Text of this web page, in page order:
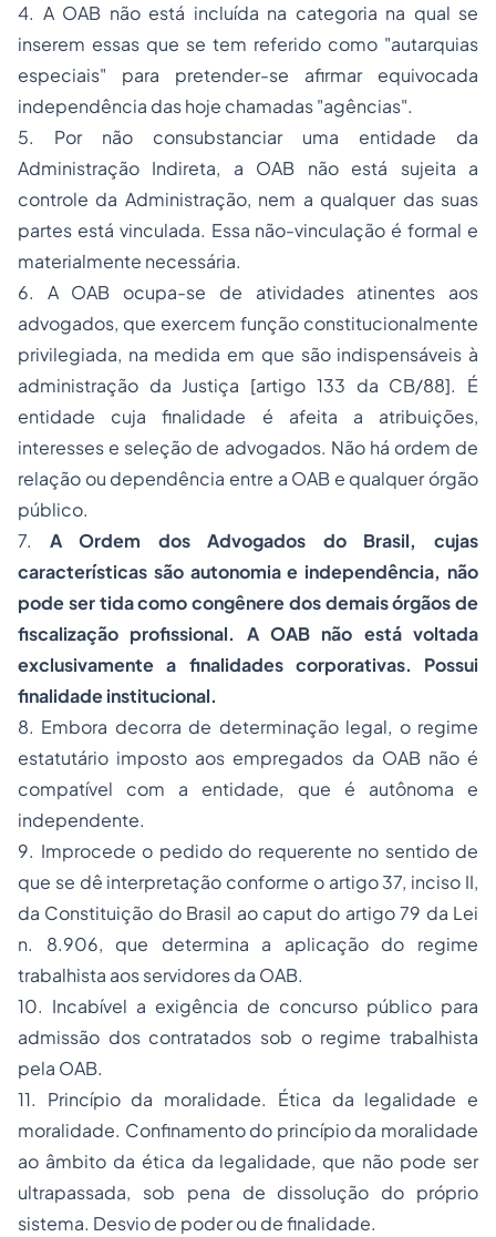
4. A OAB não está incluída na categoria na qual se
inserem essas que se tem referido como "autarquias
especiais" para pretender-se afirmar equivocada
independência das hoje chamadas "agências".
5. Por não consubstanciar uma entidade da
Administração Indireta, a OAB não está sujeita a
controle da Administração, nem a qualquer das suas
partes está vinculada. Essa não-vinculação é formal e
materialmente necessária.
6. A OAB ocupa-se de atividades atinentes aos
advogados, que exercem função constitucionalmente
privilegiada, na medida em que são indispensáveis à
administração da Justiça [artigo 133 da CB/88]. É
entidade cuja finalidade é afeita a atribuições,
interesses e seleção de advogados. Não há ordem de
relação ou dependência entre a OAB e qualquer órgão
público.
7. AOrdem dos Advogados do Brasil, cujas
características são autonomia e independência, não
pode ser tida como congênere dos demais órgãos de
fiscalização profissional. A OAB não está voltada
exclusivamente a finalidades corporativas. Possui
finalidade institucional.
8. Embora decorra de determinação legal, o regime
estatutário imposto aos empregados da OAB não é
compatível com a entidade, que é autônoma e
independente.
9. Improcede o pedido do requerente no sentido de
que se dê interpretação conforme o artigo 37, inciso II,
da Constituição do Brasil ao caput do artigo 79 da Lei
n. 8.906, que determina a aplicação do regime
trabalhista aos servidores da OAB.
10. Incabível a exigência de concurso público para
admissão dos contratados sob o regime trabalhista
pela OAB.
11. Princípio da moralidade. Ética da legalidade e
moralidade. Confinamento do princípio da moralidade
ao âmbito da ética da legalidade, que não pode ser
ultrapassada, sob pena de dissolução do próprio
sistema. Desvio de poder ou de finalidade.